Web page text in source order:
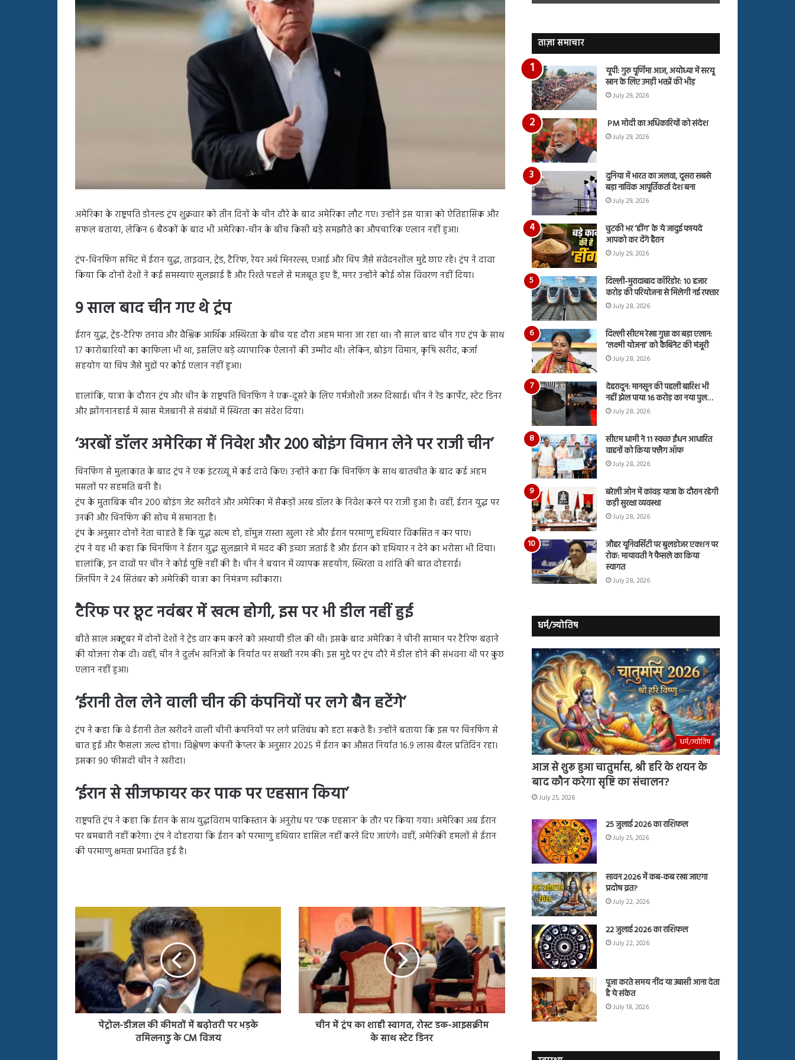
अमेरिका के राष्ट्रपति डोनल्ड ट्रंप शुक्रवार को तीन दिनों के चीन दौरे के बाद अमेरिका लौट गए। उन्होंने इस यात्रा को ऐतिहासिक और
सफल बताया, लेकिन 6 बैठकों के बाद भी अमेरिका-चीन के बीच किसी बड़े समझौते का औपचारिक एलान नहीं हुआ।
ट्रंप-चिनफिंग समिट में ईरान युद्ध, ताइवान, ट्रेड, टैरिफ, रेयर अर्थ मिनरल्स, एआई और चिप जैसे संवेदनशील मुद्दे छाए रहे। ट्रंप ने दावा
किया कि दोनों देशों ने कई समस्याएं सुलझाई हैं और रिश्ते पहले से मजबूत हुए हैं, मगर उन्होंने कोई ठोस विवरण नहीं दिया।
9 साल बाद चीन गए थे ट्रंप
ईरान युद्ध, ट्रेड-टैरिफ तनाव और वैश्विक आर्थिक अस्थिरता के बीच यह दौरा अहम माना जा रहा था। नौ साल बाद चीन गए ट्रंप के साथ
17 कारोबारियों का काफिला भी था, इसलिए बड़े व्यापारिक ऐलानों की उम्मीद थी। लेकिन, बोइंग विमान, कृषि खरीद, कर्जा
सहयोग या चिप जैसे मुद्दों पर कोई एलान नहीं हुआ।
हालांकि, यात्रा के दौरान ट्रंप और चीन के राष्ट्रपति चिनफिंग ने एक-दूसरे के लिए गर्मजोशी जरूर दिखाई। चीन ने रेड कार्पेट, स्टेट डिनर
और झोंगनानहाई में खास मेजबानी से संबंधों में स्थिरता का संदेश दिया।
‘अरबों डॉलर अमेरिका में निवेश और 200 बोइंग विमान लेने पर राजी चीन’
चिनफिंग से मुलाकात के बाद ट्रंप ने एक इंटरव्यू में कई दावे किए। उन्होंने कहा कि चिनफिंग के साथ बातचीत के बाद कई अहम
मसलों पर सहमति बनी है।
ट्रंप के मुताबिक चीन 200 बोइंग जेट खरीदने और अमेरिका में सैकड़ों अरब डॉलर के निवेश करने पर राजी हुआ है। वहीं, ईरान युद्ध पर
उनकी और चिनफिंग की सोच में समानता है।
ट्रंप के अनुसार दोनों नेता चाहते हैं कि युद्ध खत्म हो, हॉमुज रास्ता खुला रहे और ईरान परमाणु हथियार विकसित न कर पाए।
ट्रंप ने यह भी कहा कि चिनफिंग ने ईरान युद्ध सुलझाने में मदद की इच्छा जताई है और ईरान को हथियार न देने का भरोसा भी दिया।
हालांकि, इन दावों पर चीन ने कोई पुष्टि नहीं की है। चीन ने बयान में व्यापक सहयोग, स्थिरता व शांति की बात दोहराई।
जिनपिंग ने 24 सितंबर को अमेरिकी यात्रा का निमंत्रण स्वीकारा।
टैरिफ पर छूट नवंबर में खत्म होगी, इस पर भी डील नहीं हुई
बीते साल अक्टूबर में दोनों देशों ने ट्रेड वार कम करने को अस्थायी डील की थी। इसके बाद अमेरिका ने चीनी सामान पर टैरिफ बढ़ाने
की योजना रोक दी। वहीं, चीन ने दुर्लभ खनिजों के निर्यात पर सख्ती नरम की। इस मुद्दे पर ट्रंप दौरे में डील होने की संभवना थी पर कुछ
एलान नहीं हुआ।
‘ईरानी तेल लेने वाली चीन की कंपनियों पर लगे बैन हटेंगे’
ट्रंप ने कहा कि वे ईरानी तेल खरीदने वाली चीनी कंपनियों पर लगे प्रतिबंध को हटा सकते हैं। उन्होंने बताया कि इस पर चिनफिंग से
बात हुई और फैसला जल्द होगा। विश्लेषण कंपनी केप्लर के अनुसार 2025 में ईरान का औसत निर्यात 16.9 लाख बैरल प्रतिदिन रहा।
इसका 90 फीसदी चीन ने खरीदा।
‘ईरान से सीजफायर कर पाक पर एहसान किया’
राष्ट्रपति ट्रंप ने कहा कि ईरान के साथ युद्धविराम पाकिस्तान के अनुरोध पर ‘एक एहसान’ के तौर पर किया गया। अमेरिका अब ईरान
पर बमबारी नहीं करेगा। ट्रंप ने दोहराया कि ईरान को परमाणु हथियार हासिल नहीं करने दिए जाएंगे। वहीं, अमेरिकी हमलों से ईरान
की परमाणु क्षमता प्रभावित हुई है।
पेट्रोल-डीजल की कीमतों में बढ़ोतरी पर भड़के
तमिलनाडु के CM विजय
चीन में ट्रंप का शाही स्वागत, रोस्ट डक-आइसक्रीम
के साथ स्टेट डिनर
पर
रुबीना
हुए
आया
नजर,
जारी,
बहस
का
ताज़ा समाचार
यूपी: गुरु पूर्णिमा आज, अयोध्या में सरयू
स्नान के लिए उमड़ी भक्तों की भीड़
July 29, 2026
PM मोदी का अधिकारियों को संदेश
July 29, 2026
दुनिया में भारत का जलवा, दूसरा सबसे
बड़ा नाविक आपूर्तिकर्ता देश बना
July 29, 2026
चुटकी भर ‘हींग’ के ये जादुई फायदे
आपको कर देंगे हैरान
July 29, 2026
दिल्ली-मुरादाबाद कॉरिडोर: 10 हजार
करोड़ की परियोजना से मिलेगी नई रफ्तार
July 28, 2026
दिल्ली सीएम रेखा गुप्ता का बड़ा एलान:
‘लक्ष्मी योजना’ को कैबिनेट की मंजूरी
July 28, 2026
देहरादून: मानसून की पहली बारिश भी
नहीं झेल पाया 16 करोड़ का नया पुल…
July 28, 2026
सीएम धामी ने 11 स्वच्छ ईंधन आधारित
वाहनों को किया फ्लैग ऑफ
July 28, 2026
बरेली जोन में कांवड़ यात्रा के दौरान रहेगी
कड़ी सुरक्षा व्यवस्था
July 28, 2026
जौहर यूनिवर्सिटी पर बुलडोजर एक्शन पर
रोक: मायावती ने फैसले का किया
स्वागत
July 28, 2026
धर्म/ज्योतिष
धर्म/ज्योतिष
आज से शुरू हुआ चातुर्मास, श्री हरि के शयन के
बाद कौन करेगा सृष्टि का संचालन?
July 25, 2026
25 जुलाई 2026 का राशिफल
July 25, 2026
सावन 2026 में कब-कब रखा जाएगा
प्रदोष व्रत?
July 22, 2026
22 जुलाई 2026 का राशिफल
July 22, 2026
पूजा करते समय नींद या उबासी आना देता
है ये संकेत
July 18, 2026